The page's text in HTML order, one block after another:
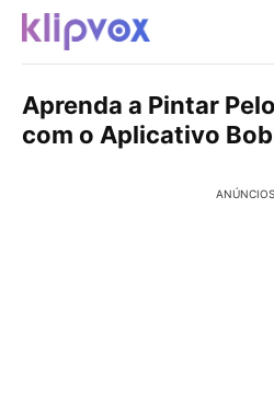
Aprenda a Pintar
com o Aplicativo
ANÚNCIOS